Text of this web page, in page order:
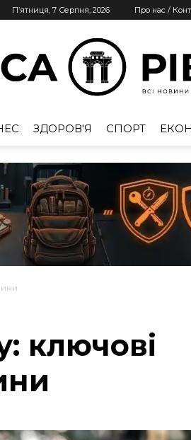
П’ятниця, 7 Серпня, 2026 Про нас /
Рівне
ЗДОРОВ'Я СПОРТ
ключові